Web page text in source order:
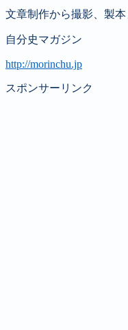
文章制作から撮影、製本
自分史マガジン
http://morinchu.jp
スポンサーリンク